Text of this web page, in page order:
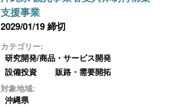
会員登録
ログイン
支援事業
2029/01/19 締切
カテゴリー:
研究開発/商品・サービス開発
設備投資
販路・需要開拓
対象地域:
沖縄県